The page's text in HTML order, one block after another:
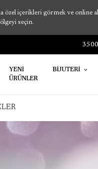
özel içerikleri görmek ve online
seçin.
YENİ
ÜRÜNLER
BİJUTERİ